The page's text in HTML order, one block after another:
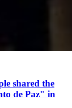
shared the
de Paz" in